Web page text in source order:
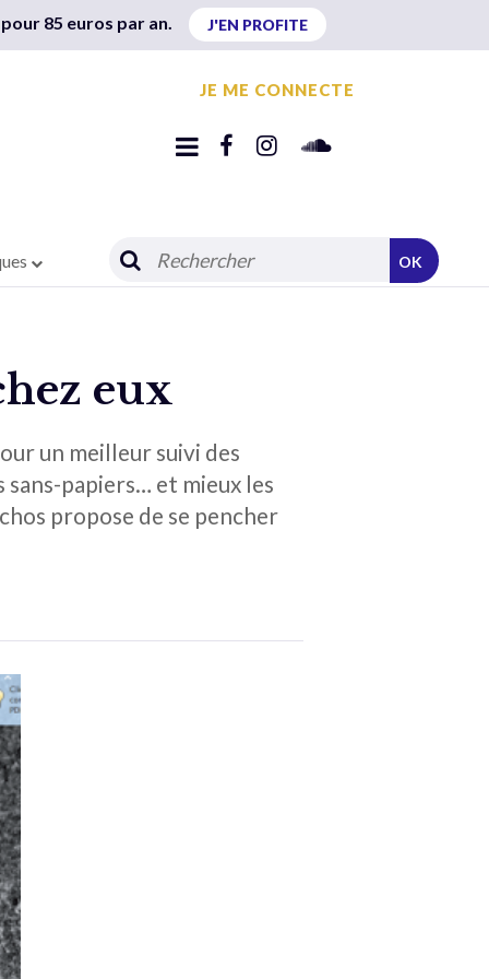
85 euros par an. J'EN PROFITE
JE ME CONNECTE
OK
eux
un meilleur suivi des
papiers… et mieux les
propose de se pencher